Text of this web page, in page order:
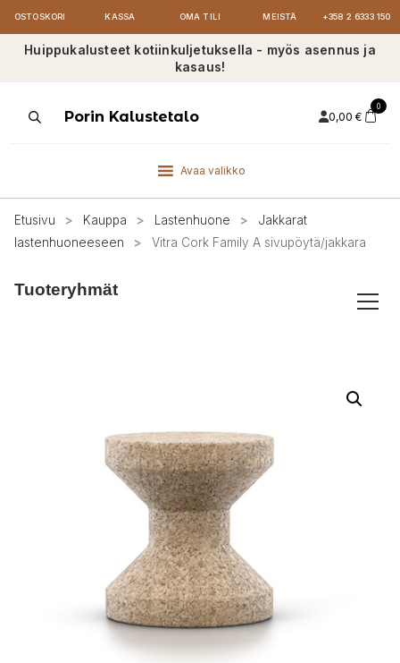
OSTOSKORI KASSA OMA TILI MEISTÄ +358 2 6333 150
Huippukalusteet kotiinkuljetuksella - myös asennus ja
kasaus!
ProductsPorin Kalustetalo 0,00 €
0
Avaa valikko
Etusivu > Kauppa > Lastenhuone >
Jakkarat
lastenhuoneeseen
> Vitra Cork Family A sivupöytä/jakkara
Tuoteryhmät